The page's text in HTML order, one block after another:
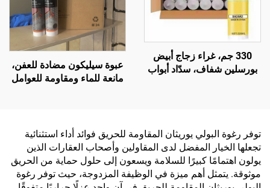
330 جم، غراء زجاج أبيض
بورسلين شفاف، سدّاد أبواب
عبوة سيليكون مضادة للعفن،
مانعة للماء ومقاومة للعوامل
توفر رغوة البولي يوريثان المقاومة للحريق فوائد أداء استثنائية
تجعلها الخيار المفضل لدى المقاولين وأصحاب العقارات الذين
يولون اهتمامًا كبيرًا للسلامة ويسعون إلى حلول حماية من الحريق
موثوقة. يتمثل أهم ميزة في الوظيفة المزدوجة، حيث توفر رغوة